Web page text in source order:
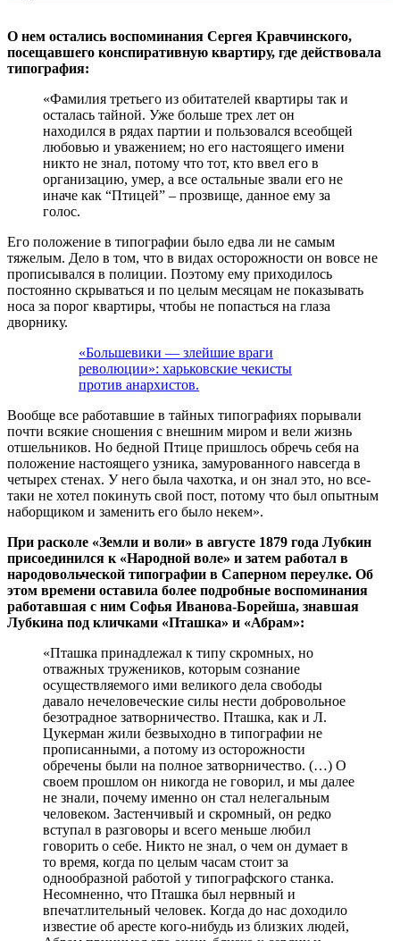
О нем остались воспоминания Сергея Кравчинского,
посещавшего конспиративную квартиру, где действовала
типография:
«Фамилия третьего из обитателей квартиры так и
осталась тайной. Уже больше трех лет он
находился в рядах партии и пользовался всеобщей
любовью и уважением; но его настоящего имени
никто не знал, потому что тот, кто ввел его в
организацию, умер, а все остальные звали его не
иначе как “Птицей” – прозвище, данное ему за
голос.
Его положение в типографии было едва ли не самым
тяжелым. Дело в том, что в видах осторожности он вовсе не
прописывался в полиции. Поэтому ему приходилось
постоянно скрываться и по целым месяцам не показывать
носа за порог квартиры, чтобы не попасться на глаза
дворнику.
«Большевики — злейшие враги
революции»: харьковские чекисты
против анархистов.
Вообще все работавшие в тайных типографиях порывали
почти всякие сношения с внешним миром и вели жизнь
отшельников. Но бедной Птице пришлось обречь себя на
положение настоящего узника, замурованного навсегда в
четырех стенах. У него была чахотка, и он знал это, но все-
таки не хотел покинуть свой пост, потому что был опытным
наборщиком и заменить его было некем».
При расколе «Земли и воли» в августе 1879 года Лубкин
присоединился к «Народной воле» и затем работал в
народовольческой типографии в Саперном переулке. Об
этом времени оставила более подробные воспоминания
работавшая с ним Софья Иванова-Борейша, знавшая
Лубкина под кличками «Пташка» и «Абрам»:
«Пташка принадлежал к типу скромных, но
отважных тружеников, которым сознание
осуществляемого ими великого дела свободы
давало нечеловеческие силы нести добровольное
безотрадное затворничество. Пташка, как и Л.
Цукерман жили безвыходно в типографии не
прописанными, а потому из осторожности
обречены были на полное затворничество. (…) О
своем прошлом он никогда не говорил, и мы далее
не знали, почему именно он стал нелегальным
человеком. Застенчивый и скромный, он редко
вступал в разговоры и всего меньше любил
говорить о себе. Никто не знал, о чем он думает в
то время, когда по целым часам стоит за
однообразной работой у типографского станка.
Несомненно, что Пташка был нервный и
впечатлительный человек. Когда до нас доходило
известие об аресте кого-нибудь из близких людей,